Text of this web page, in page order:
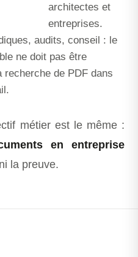
architectes et
entreprises.
audits, conseil : le
ne doit pas être
recherche de PDF dans
métier est le même :
en entreprise
la preuve.